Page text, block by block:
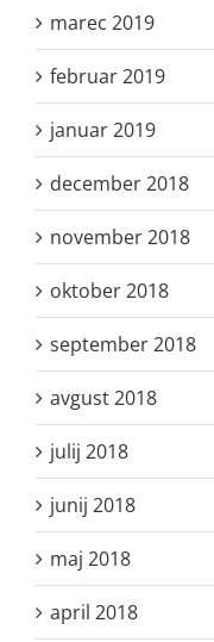
marec 2019
februar 2019
januar 2019
december 2018
november 2018
oktober 2018
september 2018
avgust 2018
julij 2018
junij 2018
maj 2018
april 2018